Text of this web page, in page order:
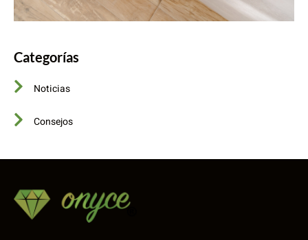
Categorías
Noticias
Consejos